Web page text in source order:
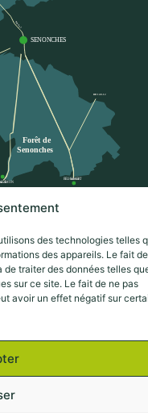
des technologies telles
des appareils. Le fait de
traiter des données telles
sur ce site. Le fait de ne pas
avoir un effet négatif sur